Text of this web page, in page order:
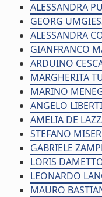
ALESSANDRA
GEORG
ALESSANDRA
GIANFRANCO
ARDUINO
MARGHERITA
MARINO
ANGELO
AMELIA DE
STEFANO
GABRIELE
LORIS
LEONARDO
MAURO